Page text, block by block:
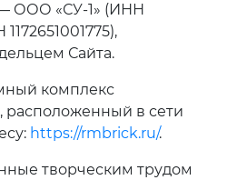
ООО «СУ-1» (ИНН
Сайта.
комплекс
расположенный в сети
https://rmbrick.ru/.
творческим трудом